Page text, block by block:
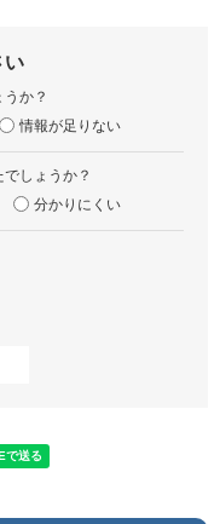
い
か？
情報が足りない
しょうか？
分かりにくい